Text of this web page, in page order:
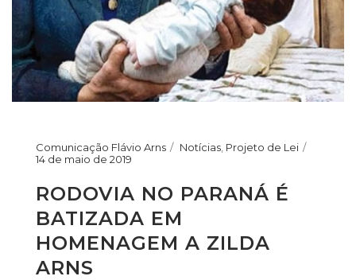
Comunicação Flávio Arns Notícias Projeto de Lei
14 de maio de 2019
RODOVIA NO PARANÁ É
BATIZADA EM
HOMENAGEM A ZILDA
ARNS